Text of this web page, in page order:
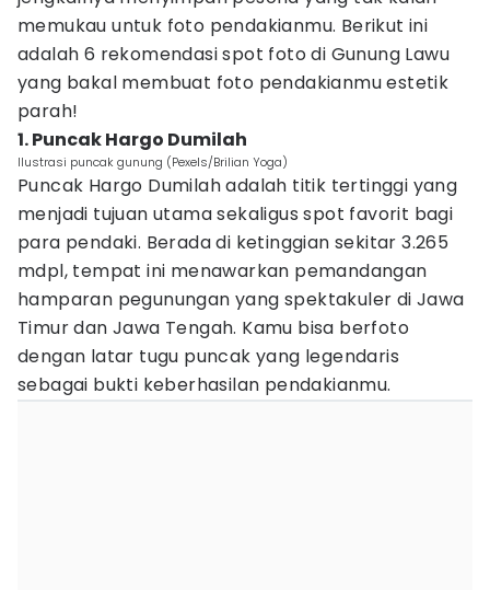
memukau untuk foto pendakianmu. Berikut ini
adalah 6 rekomendasi spot foto di Gunung Lawu
yang bakal membuat foto pendakianmu estetik
parah!
1. Puncak Hargo Dumilah
Ilustrasi puncak gunung (Pexels/Brilian Yoga)
Puncak Hargo Dumilah adalah titik tertinggi yang
menjadi tujuan utama sekaligus spot favorit bagi
para pendaki. Berada di ketinggian sekitar 3.265
mdpl, tempat ini menawarkan pemandangan
hamparan pegunungan yang spektakuler di Jawa
Timur dan Jawa Tengah. Kamu bisa berfoto
dengan latar tugu puncak yang legendaris
sebagai bukti keberhasilan pendakianmu.